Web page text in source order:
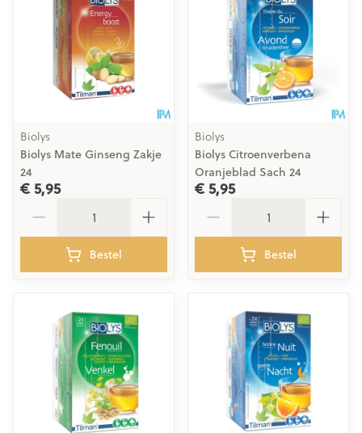
Biolys
Biolys Mate Ginseng Zakje
24
€ 5,95
Bestel
Biolys
Biolys Citroenverbena
Oranjeblad Sach 24
€ 5,95
Bestel